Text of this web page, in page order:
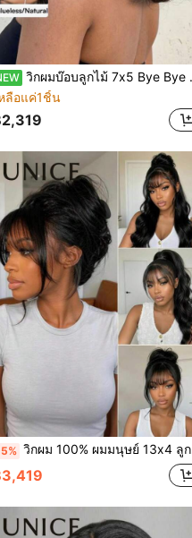
วิกผมบ๊อบลูกไม้ 7x5 Bye Bye Slip™ ลายบาลายาจไฮไลท์ลอนบอดี้เวฟ ตัดแต่งล่วงหน้า ฟอกสีล่วงหน้า ถอนเส้นผมล่วงหน้า พร้อมเชือกรูดล่องหน ระบายอากาศได้ จัดทรงง่าย ใส่ได้ทันที ไม่ต้องใช้กาว ผมมนุษย์แท้ 100% วิกปิดลูกไม้โปร่งใส เหมาะสำหรับมือใหม่ Unice Wig
ลือแค่1ชิ้น
วิกผม 100% ผมมนุษย์ 13x4 ลูกไม้หน้า Pre-Everything™ พร้อมเชือกดึง ตัดล่วงหน้า ฟอกล่วงหน้า ถอนล่วงหน้า ลูกไม้หน้า สีดำ ฟูธรรมชาติ คลื่นหลวม ม่านหน้า Bye-Bye Slip วิกผมกรอบหน้าสำหรับผู้หญิง Unice Hair